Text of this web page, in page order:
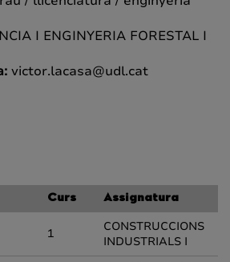
I ENGINYERIA FORESTAL I
victor.lacasa@udl.cat
Curs Assignatura
1
CONSTRUCCIONS
INDUSTRIALS I